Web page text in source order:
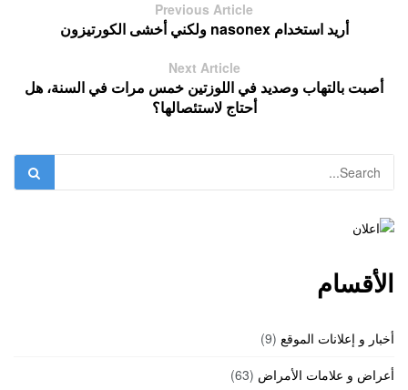
Previous Article
أريد استخدام nasonex ولكني أخشى الكورتيزون
Next Article
أصبت بالتهاب وصديد في اللوزتين خمس مرات في السنة، هل
أحتاج لاستئصالها؟
الأقسام
أخبار و إعلانات الموقع (9)
أعراض و علامات الأمراض (63)